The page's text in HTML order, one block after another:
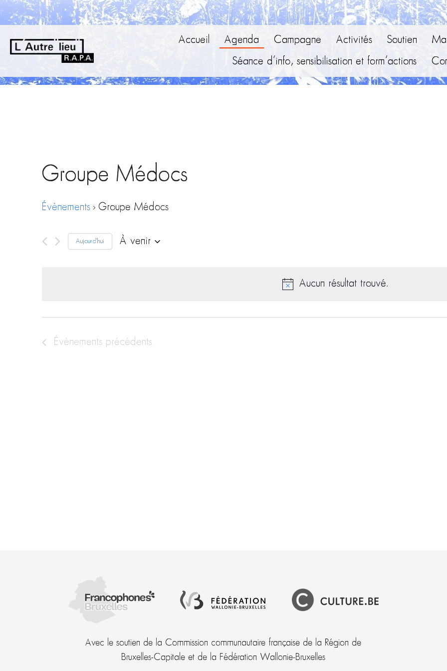
Accueil Agenda Campagne Activités Soutien
Séance d’info, sensibilisation et form’actions
Aucun résultat trouvé.
Groupe Médocs
Évènements Groupe Médocs
Aujourd'hui
À venir
Évènements précédents
Avec le soutien de la Commission communautaire française de la Région de
Bruxelles-Capitale et de la Fédération Wallonie-Bruxelles